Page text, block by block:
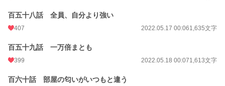
百五十八話 全員、自分より強い
407 2022.05.17 00:061,635文字
百五十九話 一万倍まとも
399 2022.05.18 00:071,613文字
百六十話 部屋の匂いがいつもと違う